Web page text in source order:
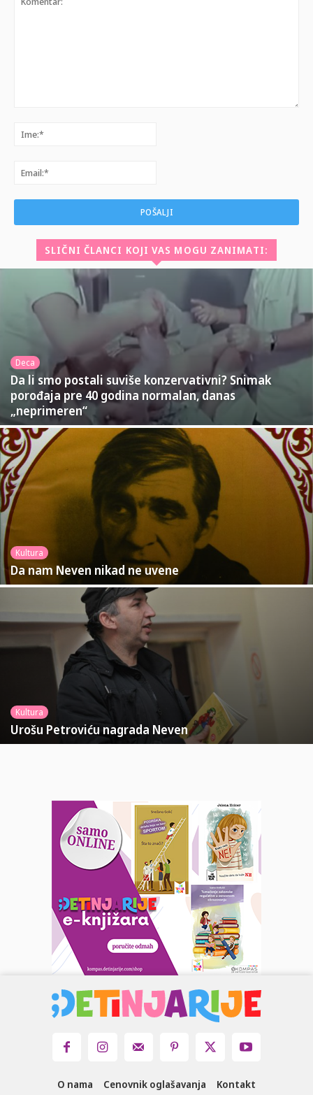
SLIČNI ČLANCI KOJI VAS MOGU ZANIMATI:
Deca
Da li smo postali suviše konzervativni? Snimak
porođaja pre 40 godina normalan, danas
„neprimeren“
Kultura
Da nam Neven nikad ne uvene
Kultura
Urošu Petroviću nagrada Neven
O nama Cenovnik oglašavanja Kontakt